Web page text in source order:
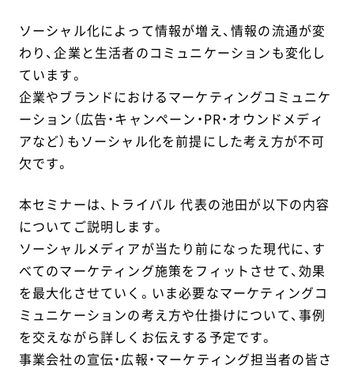
ソーシャル化によって情報が増え、情報の流通が変
わり、企業と生活者のコミュニケーションも変化し
ています。
企業やブランドにおけるマーケティングコミュニケ
ーション（広告・キャンペーン・PR・オウンドメディ
アなど）もソーシャル化を前提にした考え方が不可
欠です。
本セミナーは、トライバル 代表の池田が以下の内容
についてご説明します。
ソーシャルメディアが当たり前になった現代に、す
べてのマーケティング施策をフィットさせて、効果
を最大化させていく。いま必要なマーケティングコ
ミュニケーションの考え方や仕掛けについて、事例
を交えながら詳しくお伝えする予定です。
事業会社の宣伝・広報・マーケティング担当者の皆さ